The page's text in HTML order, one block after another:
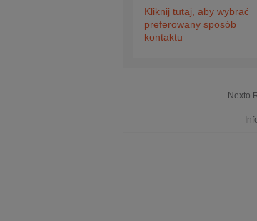
Kliknij tutaj, aby wybrać
preferowany sposób
kontaktu
Nexto